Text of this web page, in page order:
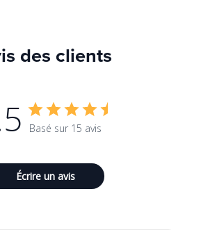
des clients
Basé sur 15 avis
Écrire un avis